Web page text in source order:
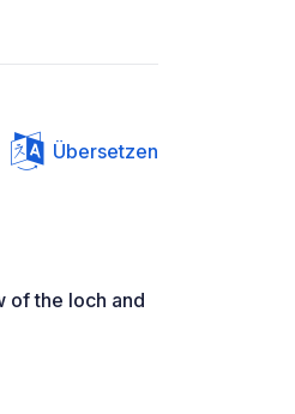
Übersetzen
of the loch and